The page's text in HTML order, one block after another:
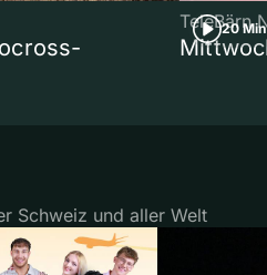
20 Min
TeleBärn
Schweiz und aller Welt